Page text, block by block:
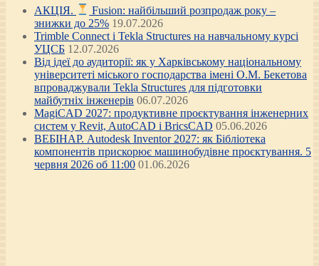
АКЦІЯ.
Fusion: найбільший розпродаж року –
знижки до 25% 19.07.2026
Trimble Connect і Tekla Structures на навчальному курсі
УЦСБ 12.07.2026
Від ідеї до аудиторії: як у Харківському національному
університеті міського господарства імені О.М. Бекетова
впроваджували Tekla Structures для підготовки
майбутніх інженерів 06.07.2026
MagiCAD 2027: продуктивне проєктування інженерних
систем у Revit, AutoCAD і BricsCAD 05.06.2026
ВЕБІНАР. Autodesk Inventor 2027: як Бібліотека
компонентів прискорює машинобудівне проєктування. 5
червня 2026 об 11:00 01.06.2026